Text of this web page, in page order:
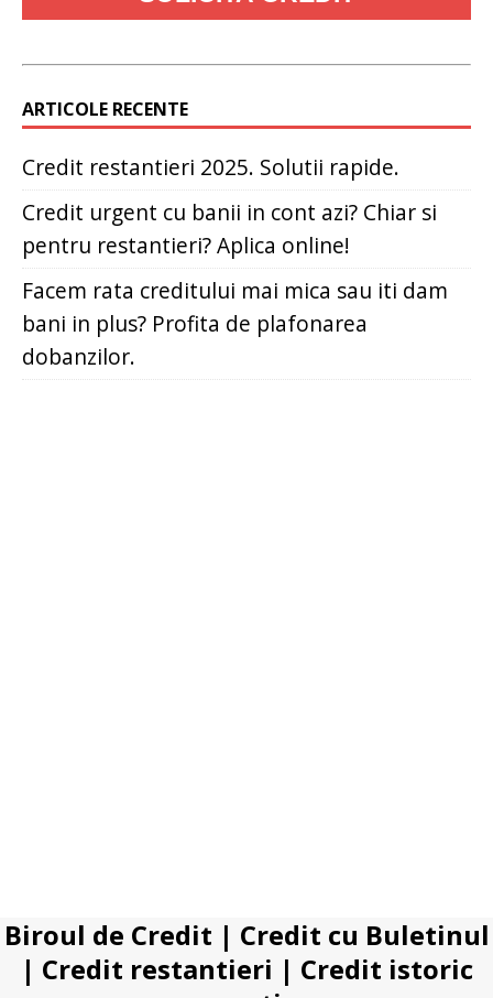
ARTICOLE RECENTE
Credit restantieri 2025. Solutii rapide.
Credit urgent cu banii in cont azi? Chiar si
pentru restantieri? Aplica online!
Facem rata creditului mai mica sau iti dam
bani in plus? Profita de plafonarea
dobanzilor.
Biroul de Credit | Credit cu Buletinul
| Credit restantieri | Credit istoric